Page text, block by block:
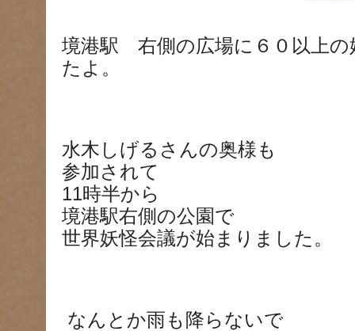
境港駅 右側の広場に６０以上の
たよ。
水木しげるさんの奥様も
参加されて
11時半から
境港駅右側の公園で
世界妖怪会議が始まりました。
なんとか雨も降らないで